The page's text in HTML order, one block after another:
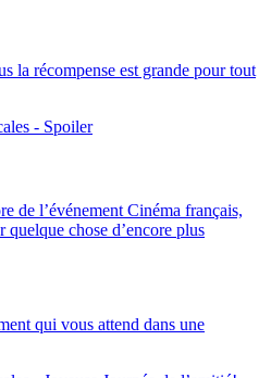
la récompense est grande pour tout
de l’événement Cinéma français,
quelque chose d’encore plus
qui vous attend dans une